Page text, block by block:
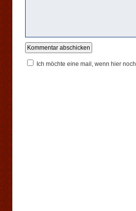
Ich möchte eine mail, wenn hier